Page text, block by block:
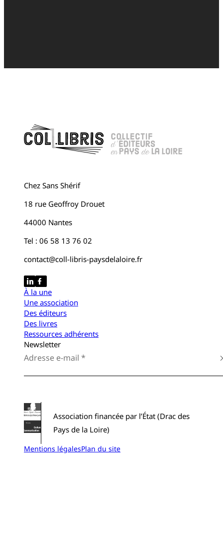
Chez Sans Shérif
18 rue Geoffroy Drouet
44000 Nantes
Tel : 06 58 13 76 02
contact@coll-libris-paysdelaloire.fr
À la une
Une association
Des éditeurs
Des livres
Ressources adhérents
Newsletter
Association financée par l’État (Drac des
Pays de la Loire)
Mentions légalesPlan du site